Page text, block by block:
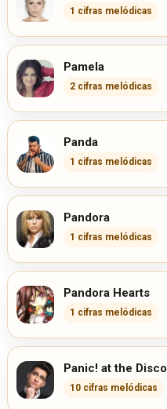
1 cifras melódicas
Pamela
2 cifras melódicas
Panda
1 cifras melódicas
Pandora
1 cifras melódicas
Pandora Hearts
1 cifras melódicas
Panic! at the Disco
10 cifras melódicas